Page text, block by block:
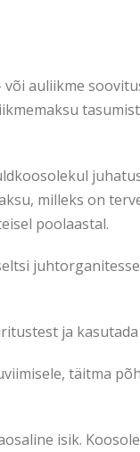
auliikme
milleks on
poolaastal.
ja
täitma
isik.